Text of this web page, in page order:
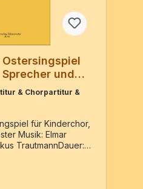
Ostersingspiel
und
& Chorpartitur &
für Kinderchor,
Musik: Elmar
TrautmannDauer:
Viola, Cello,
und 15x Chor /